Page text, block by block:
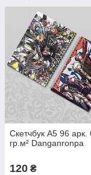
Скетчбук А5 96 арк.
гр.м² Danganronpa
120 ₴